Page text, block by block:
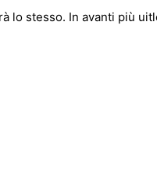
lo stesso. In avanti più